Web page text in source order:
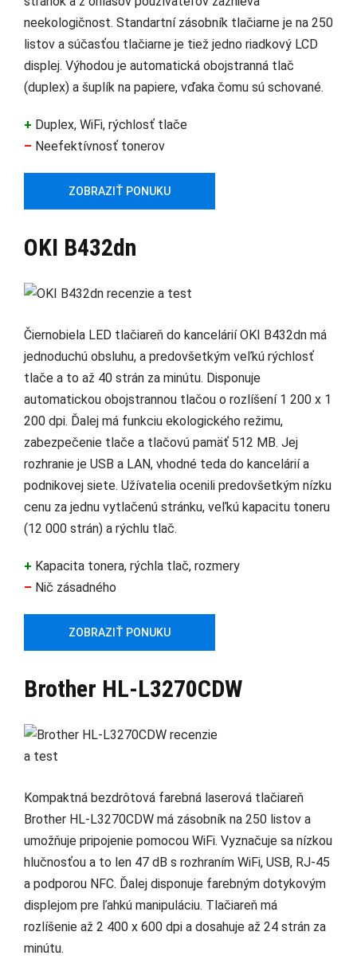
neekologičnost. Standartní zásobník tlačiarne je na 250
listov a súčasťou tlačiarne je tiež jedno riadkový LCD
displej. Výhodou je automatická obojstranná tlač
(duplex) a šuplík na papiere, vďaka čomu sú schované.
+ Duplex, WiFi, rýchlosť tlače
– Neefektívnosť tonerov
ZOBRAZIŤ PONUKU
OKI B432dn
Čiernobiela LED tlačiareň do kancelárií OKI B432dn má
jednoduchú obsluhu, a predovšetkým veľkú rýchlosť
tlače a to až 40 strán za minútu. Disponuje
automatickou obojstrannou tlačou o rozlíšení 1 200 x 1
200 dpi. Ďalej má funkciu ekologického režimu,
zabezpečenie tlače a tlačovú pamäť 512 MB. Jej
rozhranie je USB a LAN, vhodné teda do kancelárií a
podnikovej siete. Užívatelia ocenili predovšetkým nízku
cenu za jednu vytlačenú stránku, veľkú kapacitu toneru
(12 000 strán) a rýchlu tlač.
+ Kapacita tonera, rýchla tlač, rozmery
– Nič zásadného
ZOBRAZIŤ PONUKU
Brother HL-L3270CDW
Kompaktná bezdrôtová farebná laserová tlačiareň
Brother HL-L3270CDW má zásobník na 250 listov a
umožňuje pripojenie pomocou WiFi. Vyznačuje sa nízkou
hlučnosťou a to len 47 dB s rozhraním WiFi, USB, RJ-45
a podporou NFC. Ďalej disponuje farebným dotykovým
displejom pre ľahkú manipuláciu. Tlačiareň má
rozlíšenie až 2 400 x 600 dpi a dosahuje až 24 strán za
minútu.